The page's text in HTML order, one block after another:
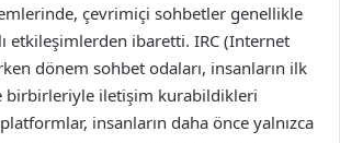
çevrimiçi sohbetler genellikle
etkileşimlerden ibaretti. IRC (Internet
dönem sohbet odaları, insanların ilk
birbirleriyle iletişim kurabildikleri
insanların daha önce yalnızca